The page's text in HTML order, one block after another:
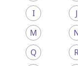
I
J
M
Q